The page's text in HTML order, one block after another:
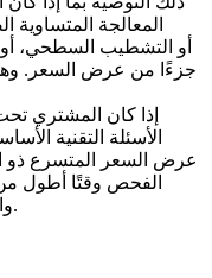
جزءًا من عرض السعر.
إذا كان المشتري
الأسئلة التقنية
عرض السعر المتسرع ذو
الفحص وقتًا أطول
والمحددة كافية؛ أما الاستعجال الغامض فلا.